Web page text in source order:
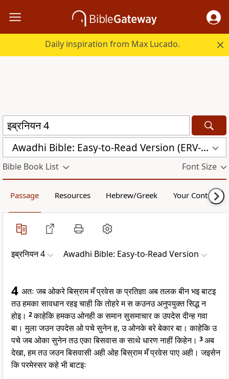
Daily inspiration from Max Lucado.
Awadhi Bible: Easy-to-Read Version (ERV-AWA)
Bible Book List Font Size
Passage Resources Hebrew/Greek Your Content
इब्रनियन 4 Awadhi Bible: Easy-to-Read Version
4 अतः जब ओकरे बिस्राम मँ प्रवेस क प्रतिज्ञा अब तलक बीन भइ बाटइ
तउ हमका सावधान रहइ चाही कि तोहरे म स कउनउ अनुपयुक्त सिद्ध न
होइ। 2काहेकि हमकउ ओनही क समान सुसमाचार क उपदेस दीन्ह गवा
बा। मुला जउन उपदेस ओ पचे सुनेन ह, उ ओनके बरे बेकार बा। काहेकि उ
पचे जब ओका सुनेन तउ एका बिसवास क साथे धारण नाहीं किहेन। 3अब
देखा, हम तउ जउन बिसवासी अही ओह बिस्राम मँ प्रवेस पाए अही। जइसेन
कि परमेस्सर कहे भी बाटइः